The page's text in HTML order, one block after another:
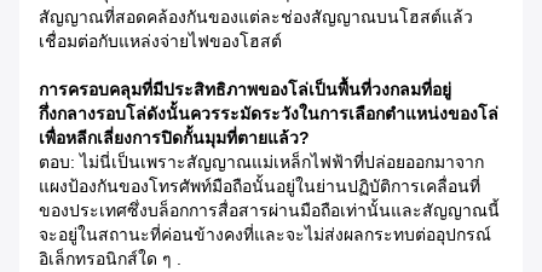
สัญญาณที่สอดคล้องกันของแต่ละช่องสัญญาณบนโฮสต์แล้ว
เชื่อมต่อกับแหล่งจ่ายไฟของโฮสต์
การครอบคลุมที่มีประสิทธิภาพของโล่เป็นพื้นที่วงกลมที่อยู่
กึ่งกลางรอบโล่ดังนั้นควรระมัดระวังในการเลือกตำแหน่งของโล่
เพื่อหลีกเลี่ยงการปิดกั้นมุมที่ตายแล้ว?
ตอบ: ไม่นี่เป็นเพราะสัญญาณแม่เหล็กไฟฟ้าที่ปล่อยออกมาจาก
แผงป้องกันของโทรศัพท์มือถือนั้นอยู่ในย่านปฏิบัติการเคลื่อนที่
ของประเทศซึ่งบล็อกการสื่อสารผ่านมือถือเท่านั้นและสัญญาณนี้
จะอยู่ในสถานะที่ค่อนข้างคงที่และจะไม่ส่งผลกระทบต่ออุปกรณ์
อิเล็กทรอนิกส์ใด ๆ .